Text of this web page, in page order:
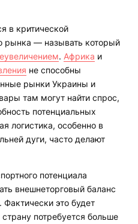
в критической
рынка — называть который
. Африка и
не способны
рынки Украины и
там могут найти спрос,
потенциальных
логистика, особенно в
дуги, часто делают
потенциала
внешнеторговый баланс
это будет
потребуется больше